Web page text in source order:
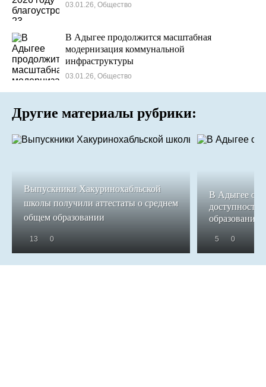
03.01.26, Общество
В Адыгее продолжится масштабная
модернизация коммунальной
инфраструктуры
03.01.26, Общество
Другие материалы рубрики:
Выпускники Хакуринохабльской
школы получили аттестаты о среднем
общем образовании
13 0
В Адыгее
доступность
образования
5 0